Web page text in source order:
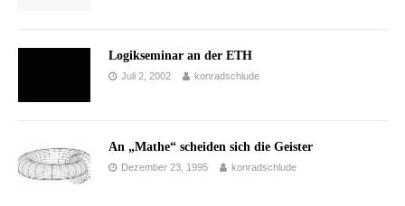
Logikseminar an der ETH
Juli 2, 2002 konradschlude
An „Mathe“ scheiden sich die Geister
Dezember 23, 1995 konradschlude